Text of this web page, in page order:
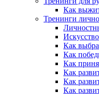
Как
Тренинги
Как
Как
Как
Как
Как
Как